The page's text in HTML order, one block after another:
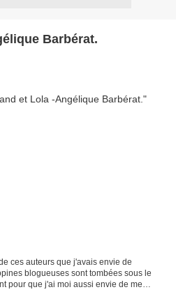
Barbérat.
ces auteurs que j'avais envie de
blogueuses sont tombées sous le
pour que j'ai moi aussi envie de me